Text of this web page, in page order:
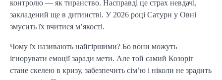
контролю — як тиранство. Насправді це страх невдачі,
закладений ще в дитинстві. У 2026 році Сатурн у Овні
змусить їх вчитися м’якості.
Чому їх називають найгіршими? Бо вони можуть
ігнорувати емоції заради мети. Але той самий Козоріг
стане скелею в кризу, забезпечить сім’ю і ніколи не зрадить